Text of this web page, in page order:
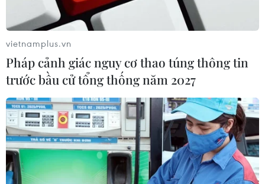
vietnamplus.vn
Pháp cảnh giác nguy cơ thao túng thông tin
trước bầu cử tổng thống năm 2027